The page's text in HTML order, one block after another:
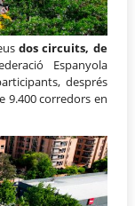
dos circuits, de
Espanyola
després
9.400 corredors en